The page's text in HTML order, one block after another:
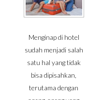
Menginap di hotel
sudah menjadi salah
satu hal yang tidak
bisa dipisahkan,
terutama dengan